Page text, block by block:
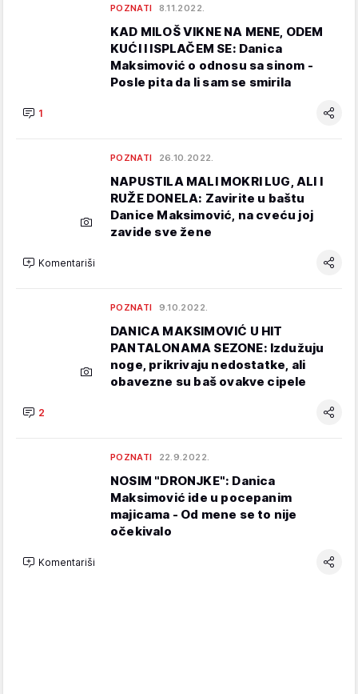
POZNATI 8.11.2022.
KAD MILOŠ VIKNE NA MENE, ODEM
KUĆI I ISPLAČEM SE: Danica
Maksimović o odnosu sa sinom -
Posle pita da li sam se smirila
1
POZNATI 26.10.2022.
NAPUSTILA MALI MOKRI LUG, ALI I
RUŽE DONELA: Zavirite u baštu
Danice Maksimović, na cveću joj
zavide sve žene
Komentariši
POZNATI 9.10.2022.
DANICA MAKSIMOVIĆ U HIT
PANTALONAMA SEZONE: Izdužuju
noge, prikrivaju nedostatke, ali
obavezne su baš ovakve cipele
2
POZNATI 22.9.2022.
NOSIM "DRONJKE": Danica
Maksimović ide u pocepanim
majicama - Od mene se to nije
očekivalo
Komentariši